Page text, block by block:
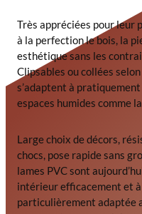
Très appréciées pour leur
à la perfection le bois, la
esthétique sans les
Clipsables ou collées
s’adaptent à
espaces humides comme
Large choix de décors,
chocs, pose rapide sans
lames PVC sont
intérieur efficacement et
particulièrement adaptée